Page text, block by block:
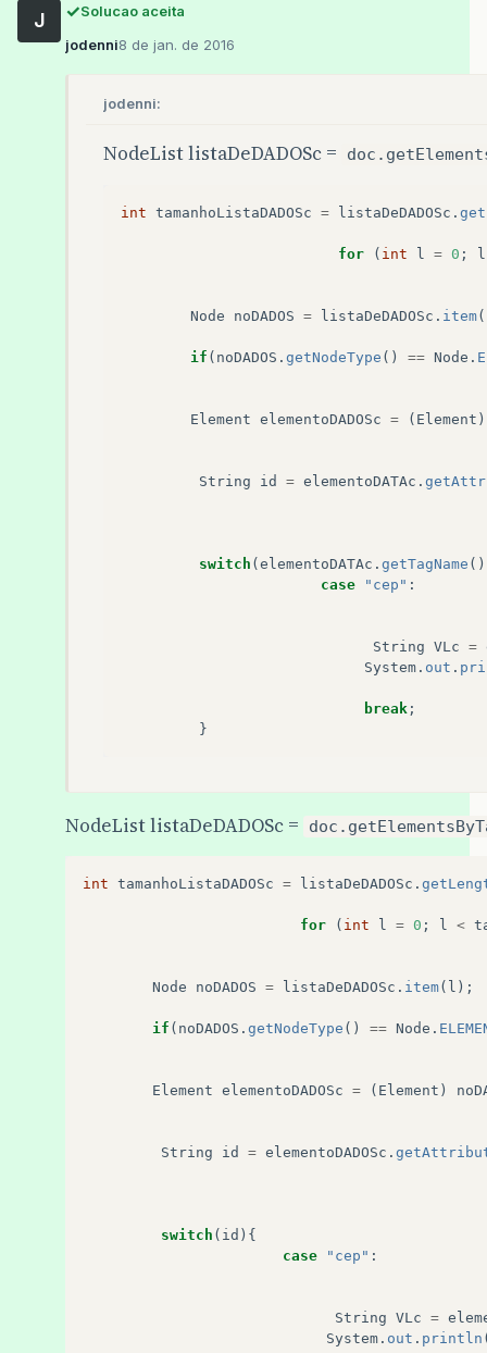
J
Solucao aceita
jodenni8 de jan. de 2016
jodenni:
NodeList listaDeDADOSc =
int tamanhoListaDADOSc = listaDeDADOSc .
for ( int l = 0 ; l
Node noDADOS = listaDeDADOSc . item(
if ( noDADOS . getNodeType () == Node .
Element elementoDADOSc = ( Element )
String id = elementoDATAc .
switch ( elementoDATAc . getTagName
case
"cep" :
String VLc =
System . out .
break ;
}
NodeList listaDeDADOSc =
int tamanhoListaDADOSc = listaDeDADOSc .
for ( int l = 0 ; l <
Node noDADOS = listaDeDADOSc . item( l );
if ( noDADOS . getNodeType () == Node .
Element elementoDADOSc = ( Element )
String id = elementoDADOSc .
switch ( id ){
case
"cep" :
String VLc =
System . out . println